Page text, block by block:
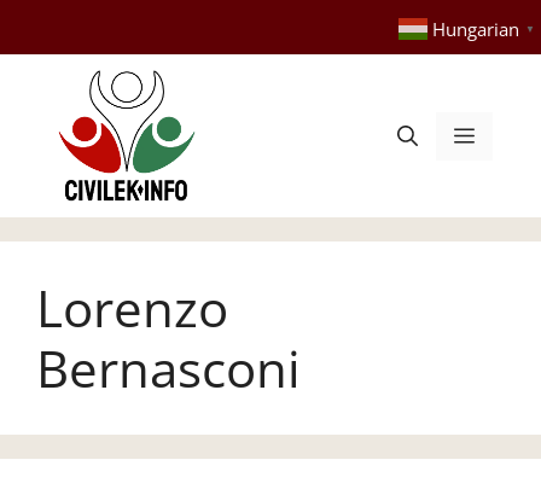
tartalomba
Hungarian ▼
Menü
Lorenzo
Bernasconi